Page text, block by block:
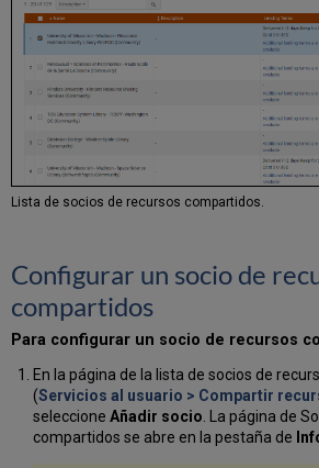
Lista de socios de recursos compartidos.
Configurar un socio de
compartidos
Para configurar un socio de recursos
En la página de la lista de socios de
(Servicios al usuario > Compartir
seleccione Añadir socio. La página de
compartidos se abre en la pestaña de